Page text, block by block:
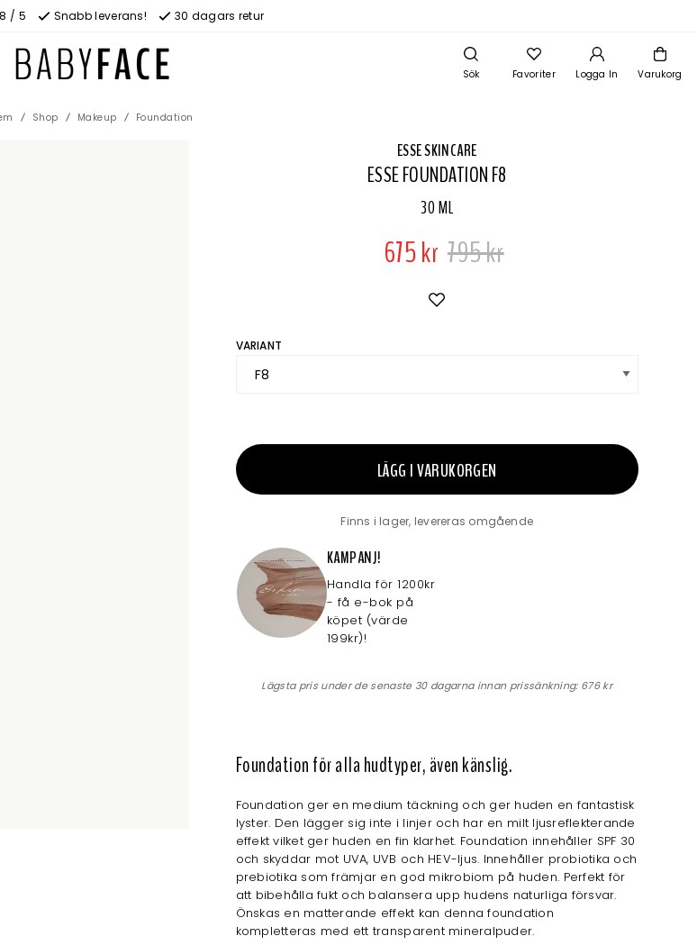
/ 5 Snabb leverans! 30 dagars retur
Varukorg
Logga In
Favoriter
Sök
Shop Makeup Foundation
ESSE SKINCARE
ESSE FOUNDATION F8
30 ML
675 kr 795 kr
VARIANT
LÄGG I VARUKORGEN
Finns i lager, levereras omgående
KAMPANJ!
Handla för 1200kr
- få e-bok på
köpet (värde
199kr)!
Lägsta pris under de senaste 30 dagarna innan prissänkning: 676 kr
Foundation för alla hudtyper, även känslig.
Foundation ger en medium täckning och ger huden en fantastisk
lyster. Den lägger sig inte i linjer och har en milt ljusreflekterande
effekt vilket ger huden en fin klarhet. Foundation innehåller SPF 30
och skyddar mot UVA, UVB och HEV-ljus. Innehåller probiotika och
prebiotika som främjar en god mikrobiom på huden. Perfekt för
att bibehålla fukt och balansera upp hudens naturliga försvar.
Önskas en matterande effekt kan denna foundation
kompletteras med ett transparent mineralpuder.